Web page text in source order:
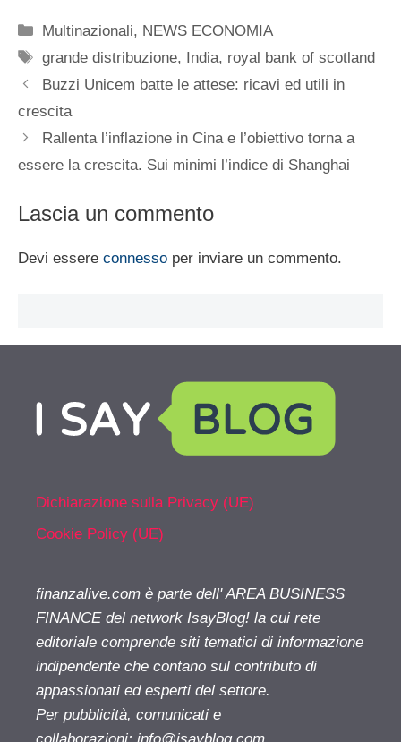
Categorie
Multinazionali, NEWS ECONOMIA
Tag
grande distribuzione, India, royal bank of scotland
Buzzi Unicem batte le attese: ricavi ed utili in
crescita
Rallenta l’inflazione in Cina e l’obiettivo torna a
essere la crescita. Sui minimi l’indice di Shanghai
Lascia un commento
Devi essere connesso per inviare un commento.
Dichiarazione sulla Privacy (UE)
Cookie Policy (UE)
finanzalive.com è parte dell' AREA BUSINESS
FINANCE del network IsayBlog! la cui rete
editoriale comprende siti tematici di informazione
indipendente che contano sul contributo di
appassionati ed esperti del settore.
Per pubblicità, comunicati e